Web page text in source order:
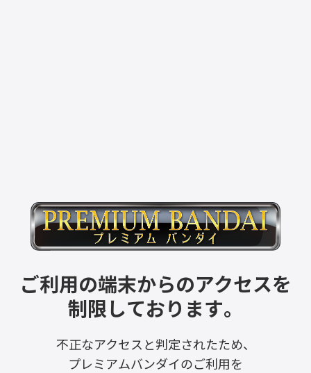
ご利用の端末からのアクセスを
制限しております。
不正なアクセスと判定されたため、
プレミアムバンダイのご利用を